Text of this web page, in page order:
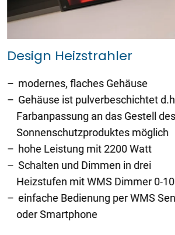
Design Heizstrahler
modernes, flaches Gehäuse
Gehäuse ist pulverbeschichtet
Farbanpassung an das Gestell des
Sonnenschutzproduktes möglich
hohe Leistung mit 2200 Watt
Schalten und Dimmen in drei
Heizstufen mit WMS Dimmer 0-
einfache Bedienung per WMS
oder Smartphone